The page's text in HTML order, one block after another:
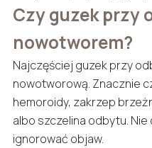
Czy guzek przy
nowotworem?
Najczęściej guzek przy
nowotworową. Znacznie
hemoroidy, zakrzep
albo szczelina odbytu.
ignorować objaw.